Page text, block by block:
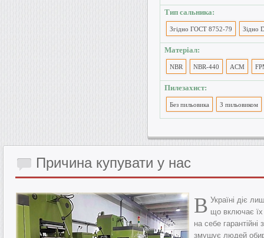
Тип сальника:
Згідно ГОСТ 8752-79 Зідно
Матеріал:
NBR NBR-440 ACM
Пилезахист:
Без пильовика З пильовиком
Причинакупувати у нас
В Україні діє
що включає їх
на себе гарантійні
змушує людей